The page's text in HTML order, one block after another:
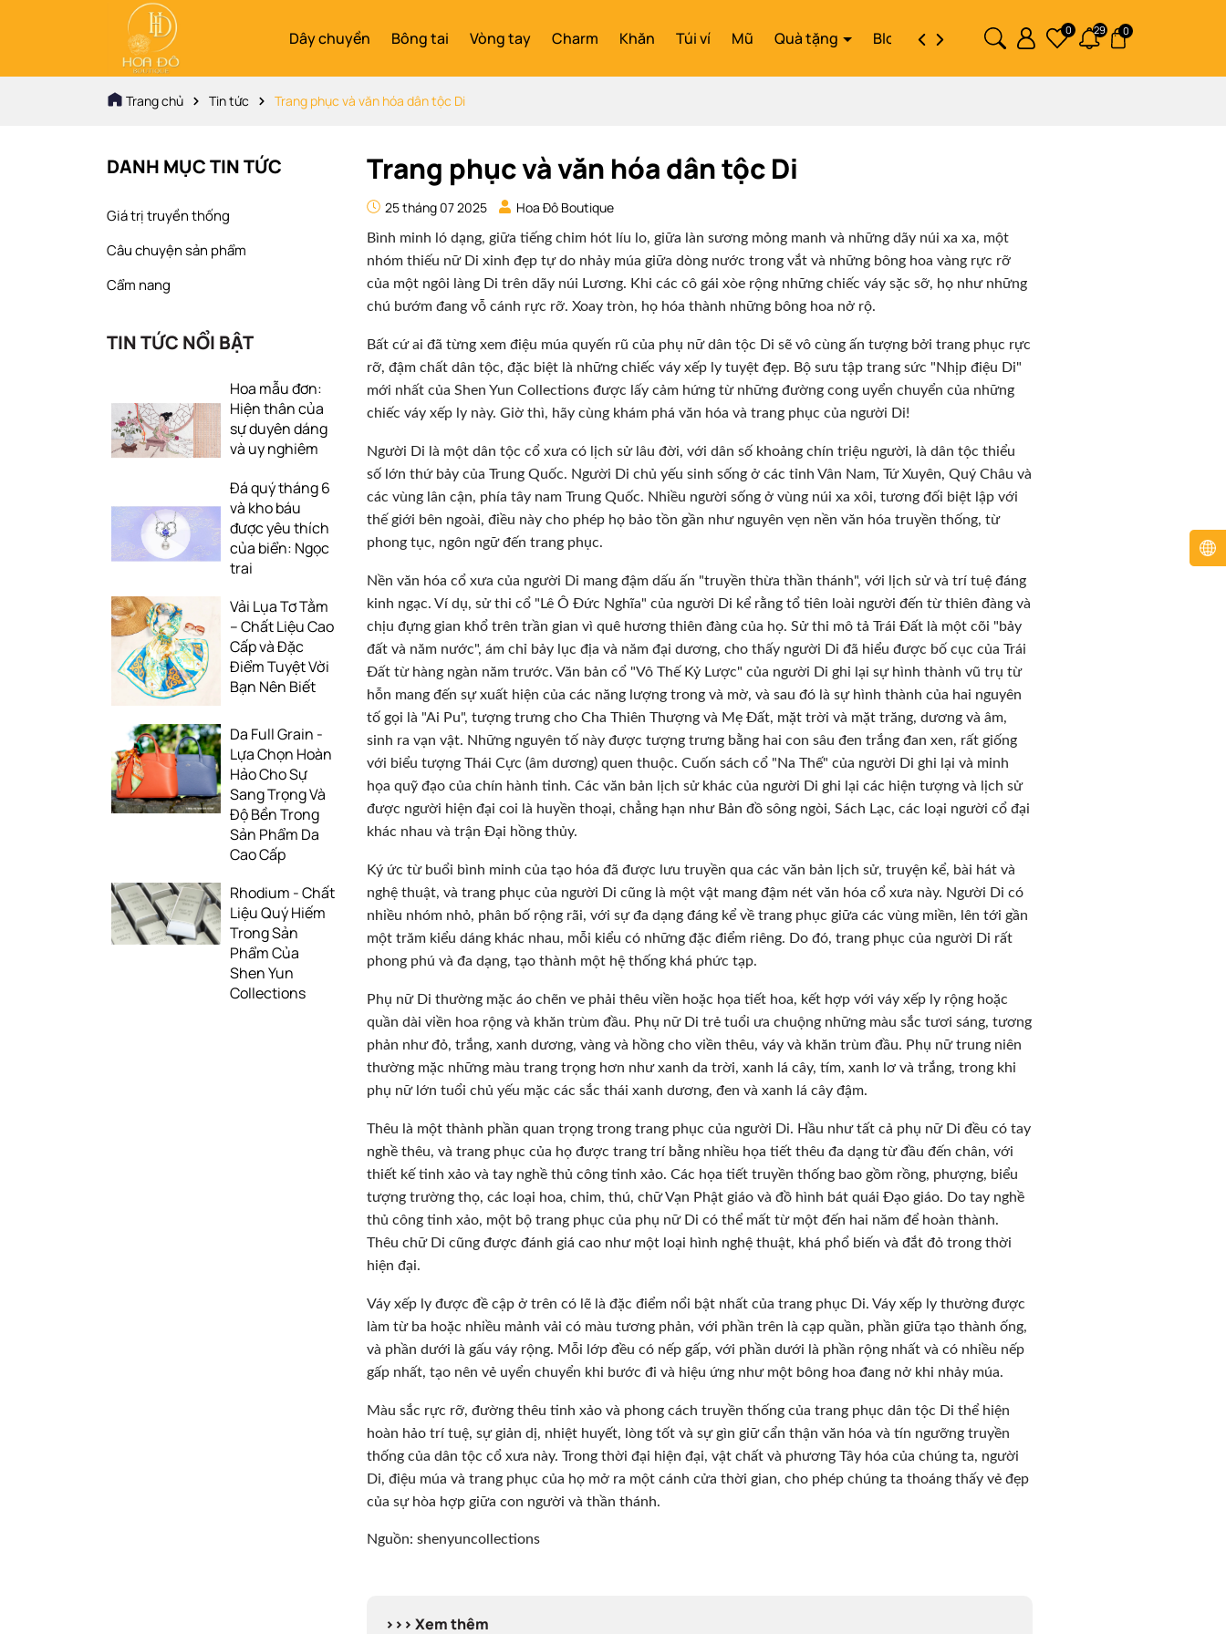
Dây chuyền Bông tai Vòng tay Charm Khăn Túi ví Mũ Quà tặng Blog Liên hệ 0 29 0
Trang chủ Tin tức Trang phục và văn hóa dân tộc Di
DANH MỤC TIN TỨC
Giá trị truyền thống
Câu chuyện sản phẩm
Cẩm nang
TIN TỨC NỔI BẬT
Hoa mẫu đơn:
Hiện thân của
sự duyên dáng
và uy nghiêm
Đá quý tháng 6
và kho báu
được yêu thích
của biển: Ngọc
trai
Vải Lụa Tơ Tằm
– Chất Liệu Cao
Cấp và Đặc
Điểm Tuyệt Vời
Bạn Nên Biết
Da Full Grain -
Lựa Chọn Hoàn
Hảo Cho Sự
Sang Trọng Và
Độ Bền Trong
Sản Phẩm Da
Cao Cấp
Rhodium - Chất
Liệu Quý Hiếm
Trong Sản
Phẩm Của
Shen Yun
Collections
Trang phục và văn hóa dân tộc Di
25 tháng 07 2025 Hoa Đô Boutique
Bình minh ló dạng, giữa tiếng chim hót líu lo, giữa làn sương mỏng manh và những dãy núi xa xa, một
nhóm thiếu nữ Di xinh đẹp tự do nhảy múa giữa dòng nước trong vắt và những bông hoa vàng rực rỡ
của một ngôi làng Di trên dãy núi Lương. Khi các cô gái xòe rộng những chiếc váy sặc sỡ, họ như những
chú bướm đang vỗ cánh rực rỡ. Xoay tròn, họ hóa thành những bông hoa nở rộ.
Bất cứ ai đã từng xem điệu múa quyến rũ của phụ nữ dân tộc Di sẽ vô cùng ấn tượng bởi trang phục rực
rỡ, đậm chất dân tộc, đặc biệt là những chiếc váy xếp ly tuyệt đẹp. Bộ sưu tập trang sức "Nhịp điệu Di"
mới nhất của Shen Yun Collections được lấy cảm hứng từ những đường cong uyển chuyển của những
chiếc váy xếp ly này. Giờ thì, hãy cùng khám phá văn hóa và trang phục của người Di!
Người Di là một dân tộc cổ xưa có lịch sử lâu đời, với dân số khoảng chín triệu người, là dân tộc thiểu
số lớn thứ bảy của Trung Quốc. Người Di chủ yếu sinh sống ở các tỉnh Vân Nam, Tứ Xuyên, Quý Châu và
các vùng lân cận, phía tây nam Trung Quốc. Nhiều người sống ở vùng núi xa xôi, tương đối biệt lập với
thế giới bên ngoài, điều này cho phép họ bảo tồn gần như nguyên vẹn nền văn hóa truyền thống, từ
phong tục, ngôn ngữ đến trang phục.
Nền văn hóa cổ xưa của người Di mang đậm dấu ấn "truyền thừa thần thánh", với lịch sử và trí tuệ đáng
kinh ngạc. Ví dụ, sử thi cổ "Lê Ô Đức Nghĩa" của người Di kể rằng tổ tiên loài người đến từ thiên đàng và
chịu đựng gian khổ trên trần gian vì quê hương thiên đàng của họ. Sử thi mô tả Trái Đất là một cõi "bảy
đất và năm nước", ám chỉ bảy lục địa và năm đại dương, cho thấy người Di đã hiểu được bố cục của Trái
Đất từ hàng ngàn năm trước. Văn bản cổ "Vô Thế Kỷ Lược" của người Di ghi lại sự hình thành vũ trụ từ
hỗn mang đến sự xuất hiện của các năng lượng trong và mờ, và sau đó là sự hình thành của hai nguyên
tố gọi là "Ai Pu", tượng trưng cho Cha Thiên Thượng và Mẹ Đất, mặt trời và mặt trăng, dương và âm,
sinh ra vạn vật. Những nguyên tố này được tượng trưng bằng hai con sâu đen trắng đan xen, rất giống
với biểu tượng Thái Cực (âm dương) quen thuộc. Cuốn sách cổ "Na Thế" của người Di ghi lại và minh
họa quỹ đạo của chín hành tinh. Các văn bản lịch sử khác của người Di ghi lại các hiện tượng và lịch sử
được người hiện đại coi là huyền thoại, chẳng hạn như Bản đồ sông ngòi, Sách Lạc, các loại người cổ đại
khác nhau và trận Đại hồng thủy.
Ký ức từ buổi bình minh của tạo hóa đã được lưu truyền qua các văn bản lịch sử, truyện kể, bài hát và
nghệ thuật, và trang phục của người Di cũng là một vật mang đậm nét văn hóa cổ xưa này. Người Di có
nhiều nhóm nhỏ, phân bố rộng rãi, với sự đa dạng đáng kể về trang phục giữa các vùng miền, lên tới gần
một trăm kiểu dáng khác nhau, mỗi kiểu có những đặc điểm riêng. Do đó, trang phục của người Di rất
phong phú và đa dạng, tạo thành một hệ thống khá phức tạp.
Phụ nữ Di thường mặc áo chẽn ve phải thêu viền hoặc họa tiết hoa, kết hợp với váy xếp ly rộng hoặc
quần dài viền hoa rộng và khăn trùm đầu. Phụ nữ Di trẻ tuổi ưa chuộng những màu sắc tươi sáng, tương
phản như đỏ, trắng, xanh dương, vàng và hồng cho viền thêu, váy và khăn trùm đầu. Phụ nữ trung niên
thường mặc những màu trang trọng hơn như xanh da trời, xanh lá cây, tím, xanh lơ và trắng, trong khi
phụ nữ lớn tuổi chủ yếu mặc các sắc thái xanh dương, đen và xanh lá cây đậm.
Thêu là một thành phần quan trọng trong trang phục của người Di. Hầu như tất cả phụ nữ Di đều có tay
nghề thêu, và trang phục của họ được trang trí bằng nhiều họa tiết thêu đa dạng từ đầu đến chân, với
thiết kế tinh xảo và tay nghề thủ công tinh xảo. Các họa tiết truyền thống bao gồm rồng, phượng, biểu
tượng trường thọ, các loại hoa, chim, thú, chữ Vạn Phật giáo và đồ hình bát quái Đạo giáo. Do tay nghề
thủ công tinh xảo, một bộ trang phục của phụ nữ Di có thể mất từ một đến hai năm để hoàn thành.
Thêu chữ Di cũng được đánh giá cao như một loại hình nghệ thuật, khá phổ biến và đắt đỏ trong thời
hiện đại.
Váy xếp ly được đề cập ở trên có lẽ là đặc điểm nổi bật nhất của trang phục Di. Váy xếp ly thường được
làm từ ba hoặc nhiều mảnh vải có màu tương phản, với phần trên là cạp quần, phần giữa tạo thành ống,
và phần dưới là gấu váy rộng. Mỗi lớp đều có nếp gấp, với phần dưới là phần rộng nhất và có nhiều nếp
gấp nhất, tạo nên vẻ uyển chuyển khi bước đi và hiệu ứng như một bông hoa đang nở khi nhảy múa.
Màu sắc rực rỡ, đường thêu tinh xảo và phong cách truyền thống của trang phục dân tộc Di thể hiện
hoàn hảo trí tuệ, sự giản dị, nhiệt huyết, lòng tốt và sự gìn giữ cẩn thận văn hóa và tín ngưỡng truyền
thống của dân tộc cổ xưa này. Trong thời đại hiện đại, vật chất và phương Tây hóa của chúng ta, người
Di, điệu múa và trang phục của họ mở ra một cánh cửa thời gian, cho phép chúng ta thoáng thấy vẻ đẹp
của sự hòa hợp giữa con người và thần thánh.
Nguồn: shenyuncollections
>>> Xem thêm